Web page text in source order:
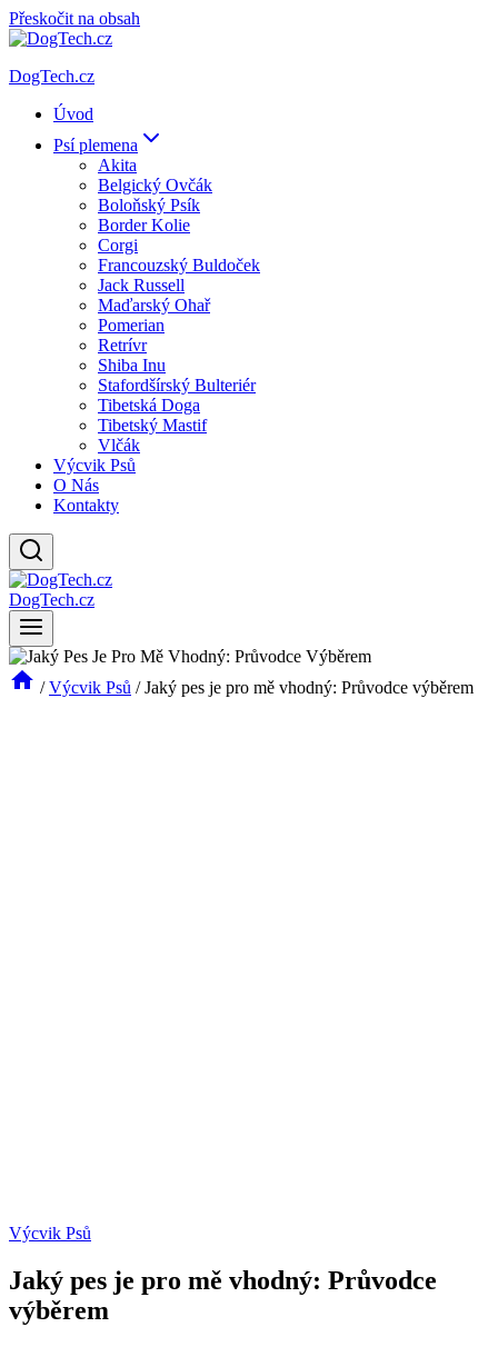
Přeskočit na obsah
DogTech.cz
Úvod
Psí plemena
Akita
Belgický Ovčák
Boloňský Psík
Border Kolie
Corgi
Francouzský Buldoček
Jack Russell
Maďarský Ohař
Pomerian
Retrívr
Shiba Inu
Stafordšírský Bulteriér
Tibetská Doga
Tibetský Mastif
Vlčák
Výcvik Psů
O Nás
Kontakty
DogTech.cz
/ Výcvik Psů / Jaký pes je pro mě vhodný: Průvodce výběrem
Výcvik Psů
Jaký pes je pro mě vhodný: Průvodce
výběrem